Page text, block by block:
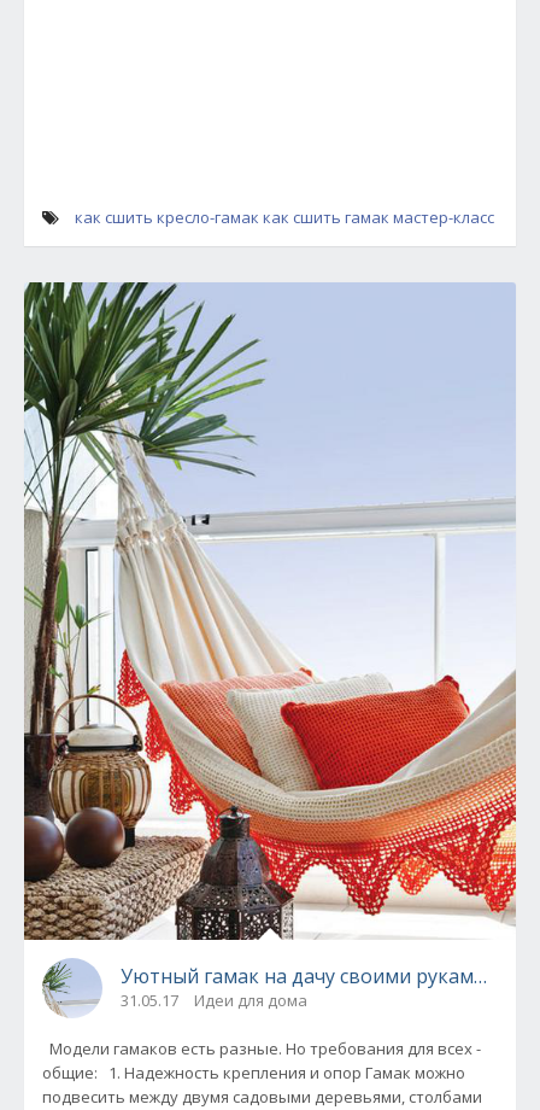
как сшить кресло-гамак как сшить гамак мастер-класс
Уютный гамак на дачу своими руками!
31.05.17 Идеи для дома
Модели гамаков есть разные. Но требования для всех -
общие: 1. Надежность крепления и опор Гамак можно
подвесить между двумя садовыми деревьями, столбами